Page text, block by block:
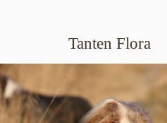
Tanten Flora